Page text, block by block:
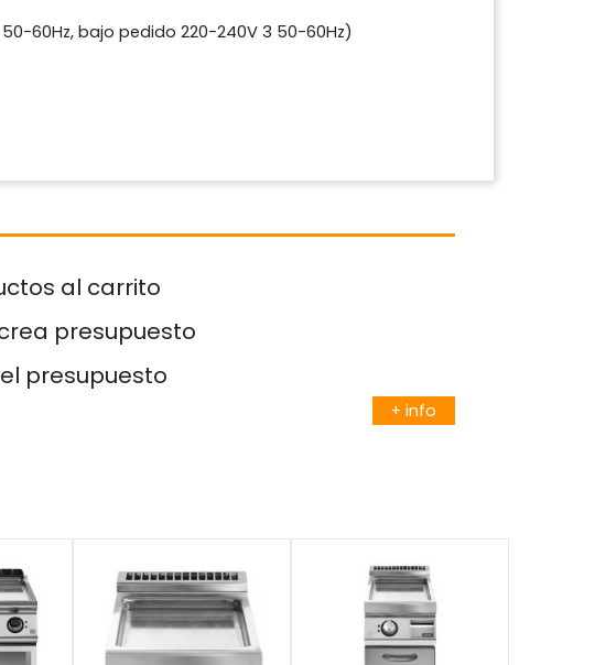
60Hz, bajo pedido 220-240V 3 50-60Hz)
al carrito
presupuesto
presupuesto
+ info